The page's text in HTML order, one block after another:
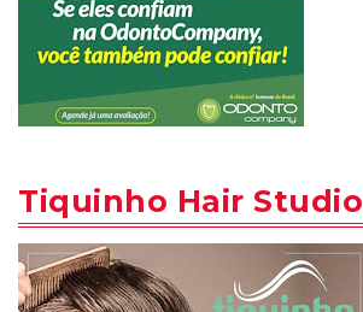
Tiquinho Hair Studio